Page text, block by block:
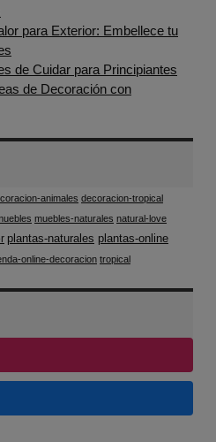
para Exterior: Embellece tu
de Cuidar para Principiantes
de Decoración con
animales decoracion-tropical
muebles-naturales natural-love
plantas-naturales plantas-online
online-decoracion tropical